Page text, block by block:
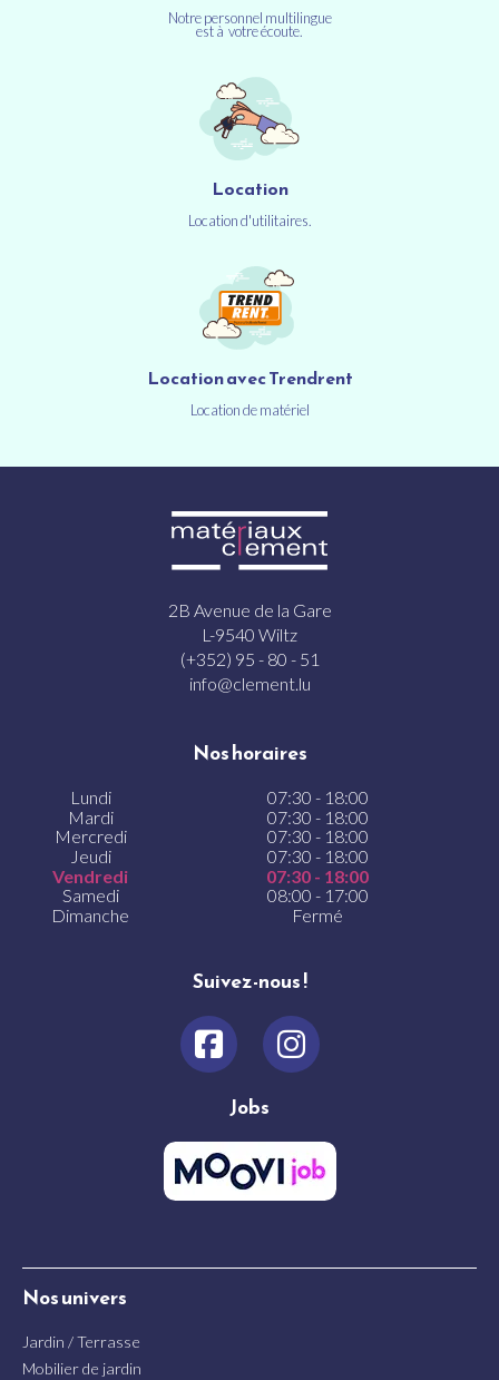
Notre personnel multilingue
est à votre écoute.
Location
Location d'utilitaires.
Location avec Trendrent
Location de matériel
2B Avenue de la Gare
L-9540 Wiltz
(+352) 95 - 80 - 51
info@clement.lu
Nos horaires
Lundi
07:30 - 18:00
Mardi
07:30 - 18:00
Mercredi
07:30 - 18:00
Jeudi
07:30 - 18:00
Vendredi
07:30 - 18:00
Samedi
08:00 - 17:00
Dimanche
Fermé
Suivez-nous !
Jobs
Nos univers
Jardin / Terrasse
Mobilier de jardin